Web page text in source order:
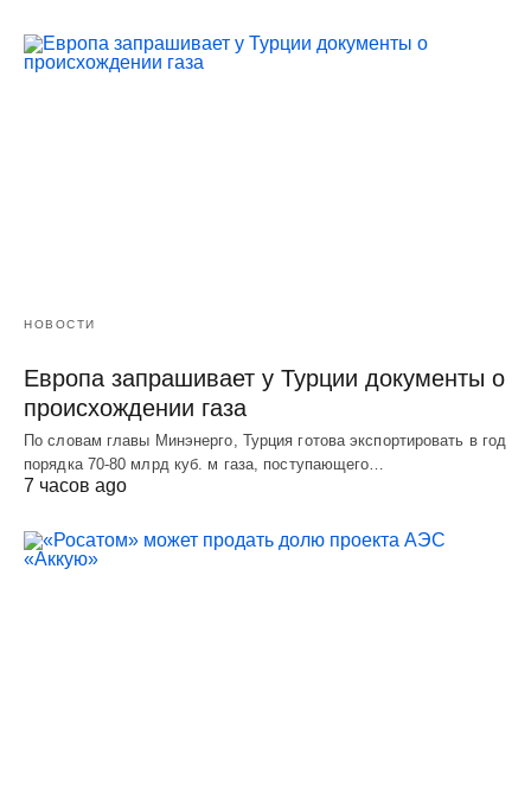
НОВОСТИ
Европа запрашивает у Турции документы о
происхождении газа
По словам главы Минэнерго, Турция готова экспортировать в год
порядка 70-80 млрд куб. м газа, поступающего…
7 часов ago